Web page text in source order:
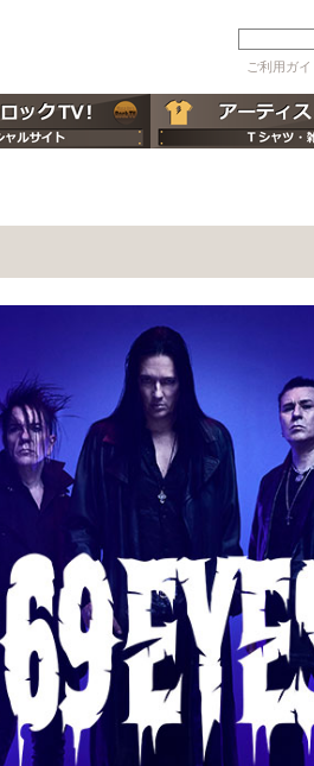
ご利用ガイ